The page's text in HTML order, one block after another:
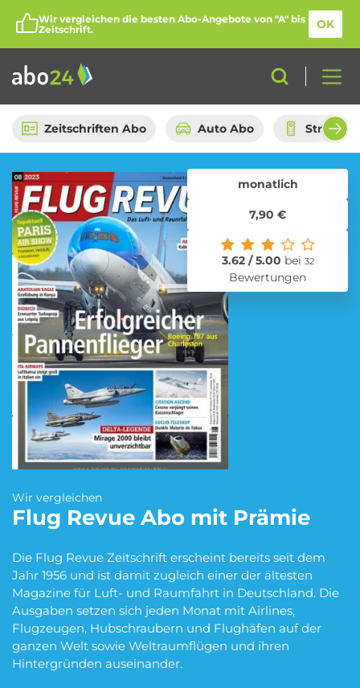
Wir vergleichen die besten Abo-Angebote von "A" bis
Zeitschrift.
OK
Zeitschriften Abo Auto Abo
Abo-Kategorien
Amazon Spar-Abo Auto Abo
Beauty Box Abo
Blumen Abo
eBook Abo
Kino Abo Kochbox Abo
Wir vergleichen
Flug Revue Abo mit Prämie
Die Flug Revue Zeitschrift erscheint bereits seit dem
Jahr 1956 und ist damit zugleich einer der ältesten
Magazine für Luft- und Raumfahrt in Deutschland. Die
Ausgaben setzen sich jeden Monat mit Airlines,
Flugzeugen, Hubschraubern und Flughäfen auf der
ganzen Welt sowie Weltraumflügen und ihren
Hintergründen auseinander.
monatlich
7,90 €
3.62 / 5.00 bei 32
Bewertungen